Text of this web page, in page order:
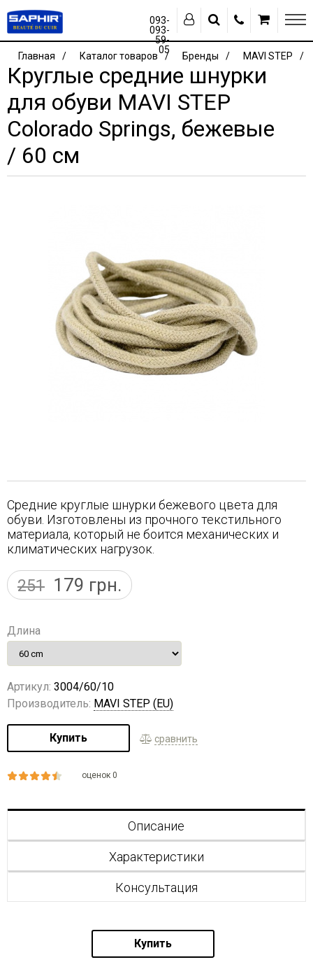
093-
093-
59-
05
Главная Каталог товаров Бренды MAVI STEP
Круглые средние шнурки
для обуви MAVI STEP
Colorado Springs, бежевые
/ 60 см
Средние круглые шнурки бежевого цвета для
обуви. Изготовлены из прочного текстильного
материала, который не боится механических и
климатических нагрузок.
251 179 грн.
Длина
Артикул: 3004/60/10
Производитель: MAVI STEP (EU)
Купить сравнить
оценок 0
Описание
Характеристики
Консультация
Купить